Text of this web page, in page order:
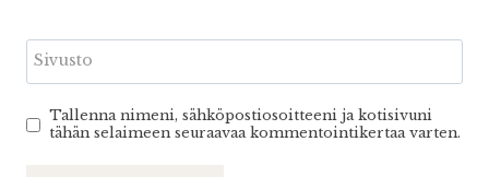
Sivusto
Tallenna nimeni, sähköpostiosoitteeni ja kotisivuni
tähän selaimeen seuraavaa kommentointikertaa varten.